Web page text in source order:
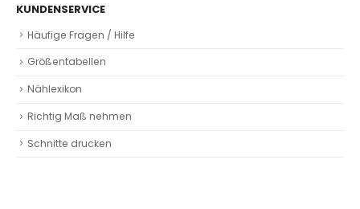
KUNDENSERVICE
Häufige Fragen / Hilfe
Größentabellen
Nählexikon
Richtig Maß nehmen
Schnitte drucken